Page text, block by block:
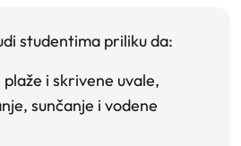
studentima priliku da:
i skrivene uvale,
sunčanje i vodene